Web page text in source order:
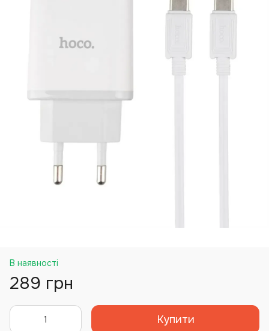
В наявності
289 грн
Купити